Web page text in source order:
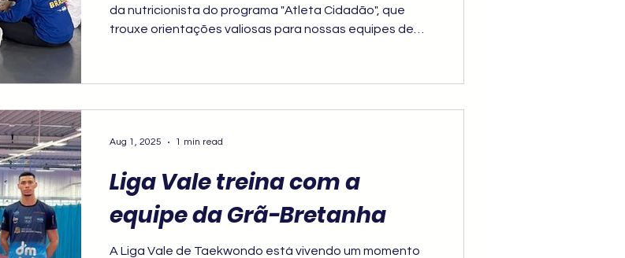
da nutricionista do programa "Atleta Cidadão", que
trouxe orientações valiosas para nossas equipes de
Liga Vale treina com a
equipe da Grã-Bretanha
A Liga Vale de Taekwondo está vivendo um momento
Aug 1, 2025 1 min read